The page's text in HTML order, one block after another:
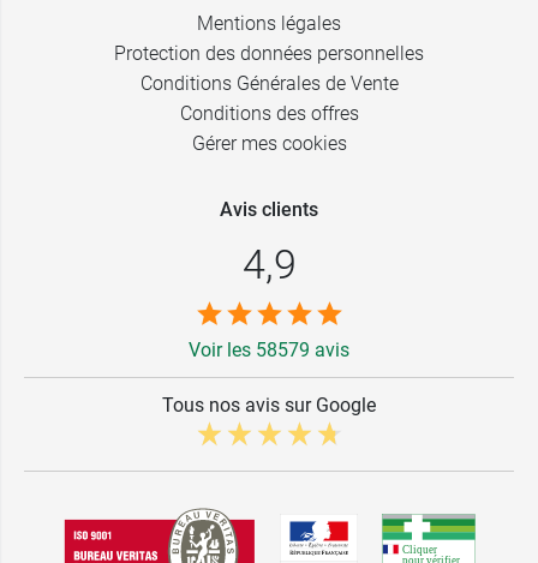
Mentions légales
Protection des données personnelles
Conditions Générales de Vente
Conditions des offres
Gérer mes cookies
Avis clients
4,9
Voir les 58579 avis
Tous nos avis sur Google